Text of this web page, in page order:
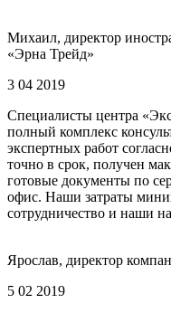
Михаил, директор
«Эрна Трейд»
3 04 2019
Специалисты центра
полный комплекс
экспертных работ
точно в срок, получен
готовые документы по
офис. Наши затраты
сотрудничество и наши
Ярослав, директор
5 02 2019